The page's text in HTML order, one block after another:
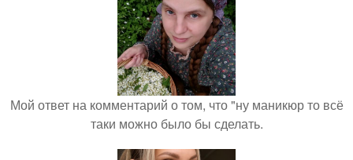
Мой ответ на комментарий о том, что "ну маникюр то всё
таки можно было бы сделать.